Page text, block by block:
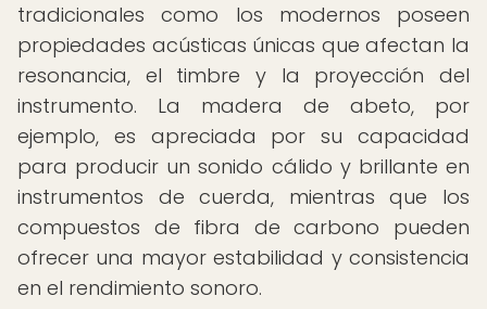
tradicionales como los modernos poseen
propiedades acústicas únicas que afectan la
resonancia, el timbre y la proyección del
instrumento. La madera de abeto, por
ejemplo, es apreciada por su capacidad
para producir un sonido cálido y brillante en
instrumentos de cuerda, mientras que los
compuestos de fibra de carbono pueden
ofrecer una mayor estabilidad y consistencia
en el rendimiento sonoro.